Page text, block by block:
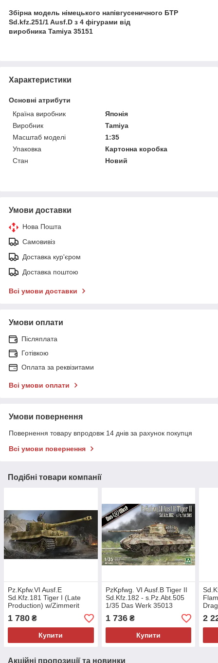
Збірна модель німецького напівгусеничного БТР
Sd.kfz.251/1 Ausf.D з 4 фігурами від
виробника Tamiya 35151
Характеристики
Основні атрибути
Країна виробник
Японія
Виробник
Tamiya
Масштаб моделі
1:35
Упаковка
Картонна коробка
Стан
Новий
Умови доставки
Нова Пошта
Самовивіз
Доставка кур'єром
Доставка поштою
Всі умови доставки
Умови оплати
Післяплата
Готівкою
Оплата за реквізитами
Всі умови оплати
Умови повернення
Повернення товару впродовж 14 днів за рахунок покупця
Всі умови повернення
Подібні товари компанії
Pz.Kpfw.VI Ausf.E
Sd.Kfz.181 Tiger I (Late
Production) w/Zimmerit
1/35 Trumpeter 09540
1 780 ₴
Купити
PzKpfwg. VI Ausf.B Tiger II
Sd.Kfz.182 - s.Pz.Abt.505
1/35 Das Werk 35013
1 736₴
Купити
2
Акційні пропозиції та новинки